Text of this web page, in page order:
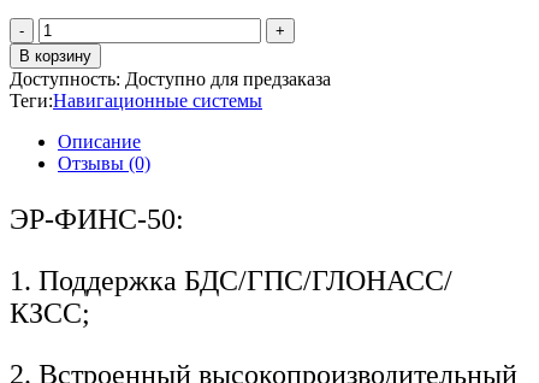
Количество
товара
Навигационная
система
ЭР-
ФИНС-50
В корзину
Доступность: Доступно для предзаказа
Теги:Навигационные системы
Описание
Отзывы (0)
ЭР-ФИНС-50:
1. Поддержка БДС/ГПС/ГЛОНАСС/
КЗСС;
2. Встроенный высокопроизводительный